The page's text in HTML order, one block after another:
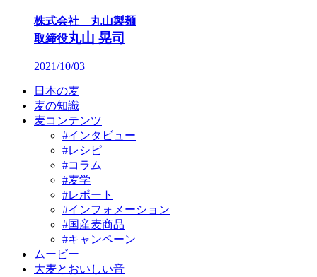
株式会社 丸山製麺
取締役丸山 晃司
2021/10/03
日本の麦
麦の知識
麦コンテンツ
#インタビュー
#レシピ
#コラム
#麦学
#レポート
#インフォメーション
#国産麦商品
#キャンペーン
ムービー
大麦とおいしい音